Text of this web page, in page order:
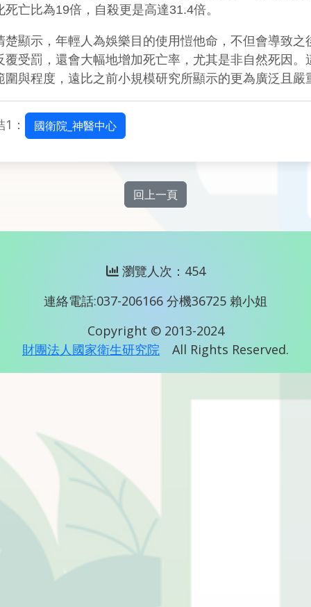
死亡比為19倍，自殺更是高達31.4倍。
楚顯示，年輕人為娛樂目的使用愷他命，不但會導致之
覆受罰，還會大幅地增加死亡率，尤其是非自然死因。
圍與程度，遠比之前小規模研究所顯示的更為廣泛且嚴
： 國衛院_神醫中心
回上一頁
瀏覽人次：454
連絡電話:037-206166 分機36725 賴小姐
Copyright © 2013-2024
財團法人國家衛生研究院
All Rights Reserved.